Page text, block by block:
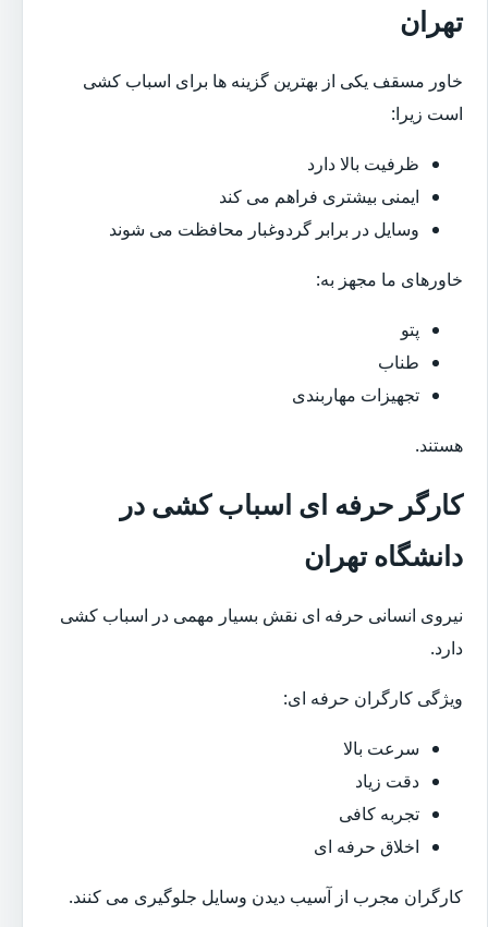
تهران
خاور مسقف یکی از بهترین گزینه ها برای اسباب کشی
است زیرا:
ظرفیت بالا دارد
ایمنی بیشتری فراهم می کند
وسایل در برابر گردوغبار محافظت می شوند
خاورهای ما مجهز به:
پتو
طناب
تجهیزات مهاربندی
هستند.
کارگر حرفه ای اسباب کشی در
دانشگاه تهران
نیروی انسانی حرفه ای نقش بسیار مهمی در اسباب کشی
دارد.
ویژگی کارگران حرفه ای:
سرعت بالا
دقت زیاد
تجربه کافی
اخلاق حرفه ای
کارگران مجرب از آسیب دیدن وسایل جلوگیری می کنند.